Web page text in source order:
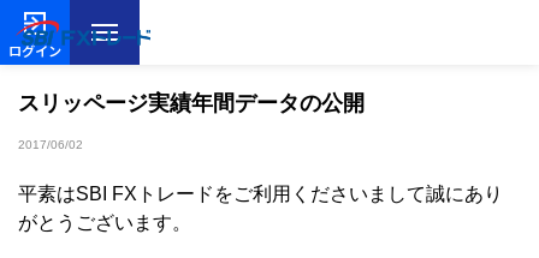
ログイン
スリッページ実績年間データの公開
2017/06/02
平素はSBI FXトレードをご利用くださいまして誠にあり
がとうございます。